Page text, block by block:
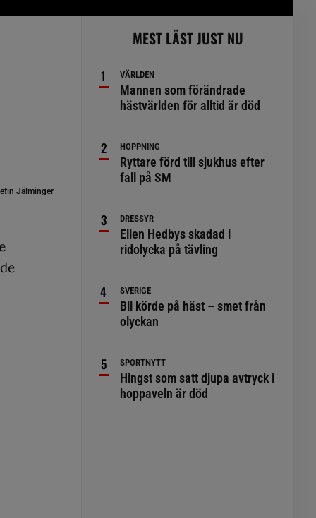
Jälminger
MEST LÄST JUST NU
VÄRLDEN
Mannen som förändrade
hästvärlden för alltid är död
HOPPNING
Ryttare förd till sjukhus efter
fall på SM
DRESSYR
Ellen Hedbys skadad i
ridolycka på tävling
SVERIGE
Bil körde på häst – smet från
olyckan
SPORTNYTT
Hingst som satt djupa avtryck i
hoppaveln är död